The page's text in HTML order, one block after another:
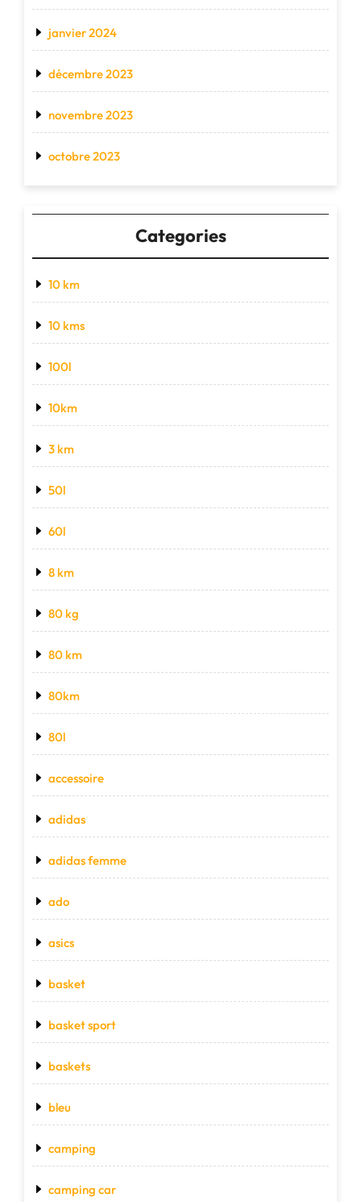
janvier 2024
décembre 2023
novembre 2023
octobre 2023
Categories
10 km
10 kms
100l
10km
3 km
50l
60l
8 km
80 kg
80 km
80km
80l
accessoire
adidas
adidas femme
ado
asics
basket
basket sport
baskets
bleu
camping
camping car